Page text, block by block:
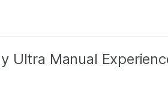
Ultra Manual